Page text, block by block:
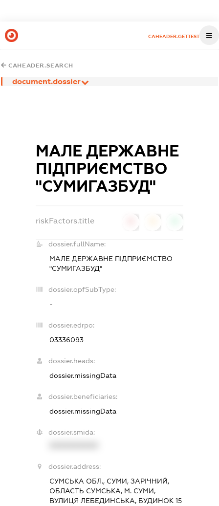
CAHEADER.GETTEST
CAHEADER.SEARCH
document.dossier
МАЛЕ ДЕРЖАВНЕ
ПІДПРИЄМСТВО
"СУМИГАЗБУД"
riskFactors.title
dossier.fullName:
МАЛЕ ДЕРЖАВНЕ ПІДПРИЄМСТВО
"СУМИГАЗБУД"
dossier.opfSubType:
-
dossier.edrpo:
03336093
dossier.heads:
dossier.missingData
dossier.beneficiaries:
dossier.missingData
dossier.smida:
dossier.address:
СУМСЬКА ОБЛ., СУМИ, ЗАРІЧНИЙ,
ОБЛАСТЬ СУМСЬКА, М. СУМИ,
ВУЛИЦЯ ЛЕБЕДИНСЬКА, БУДИНОК 15